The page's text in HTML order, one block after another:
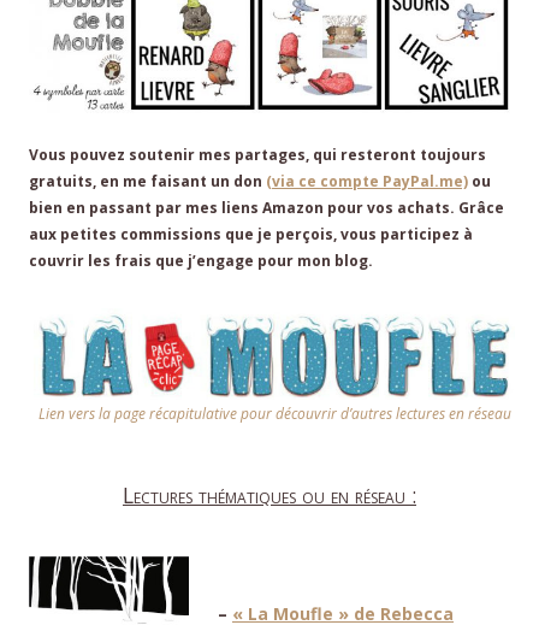
Vous pouvez soutenir mes partages, qui resteront toujours
gratuits, en me faisant un don (via ce compte PayPal.me) ou
bien en passant par mes liens Amazon pour vos achats. Grâce
aux petites commissions que je perçois, vous participez à
couvrir les frais que j’engage pour mon blog.
Lien vers la page récapitulative pour découvrir d’autres lectures en réseau
Lectures thématiques ou en réseau :
– « La Moufle » de Rebecca